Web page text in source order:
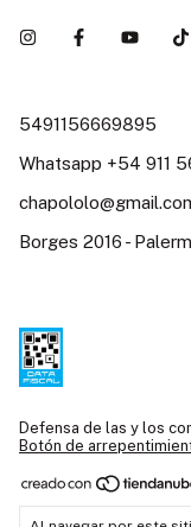
5491156669895
Whatsapp +54 911
Borges 2016 -
Defensa de las y los
Botón de
Copyright Chapó Loló /